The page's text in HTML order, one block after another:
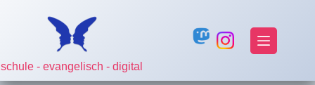
schule - evangelisch - digital